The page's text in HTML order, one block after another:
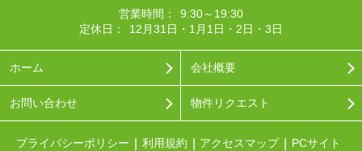
営業時間：
9:30～19:30
定休日：
12月31日・1月1日・2日・3日
ホーム 会社概要
お問い合わせ 物件リクエスト
プライバシーポリシー 利用規約 アクセスマップ
PCサイト